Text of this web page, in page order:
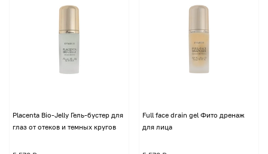
Placenta Bio-Jelly Гель-бустер для
глаз от отеков и темных кругов
Full face drain gel Фито дренаж
для лица